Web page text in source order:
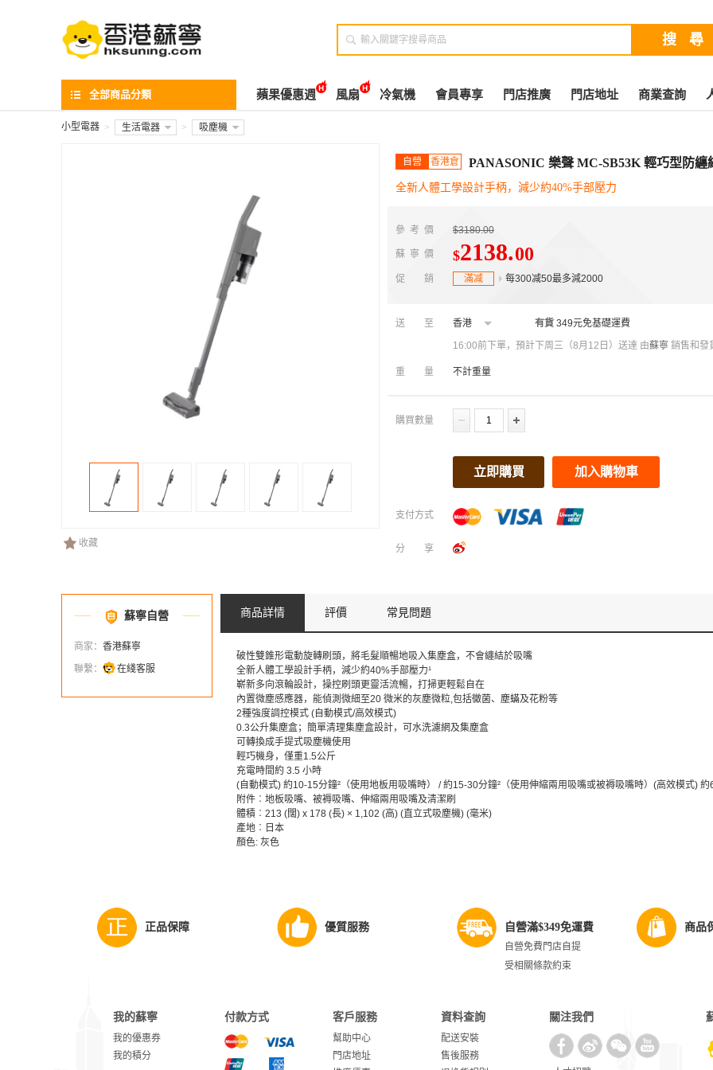

全部商品分類 蘋果優惠週 風扇 冷氣機 會員專享 門店推廣 門店地址 商業查詢
小型電器 > 生活電器 > 吸塵機
收藏
自營 香港倉 PANASONIC 樂聲 MC-SB53K 輕巧型防纏
全新人體工學設計手柄，減少約40%手部壓力
參考價 $3180.00
蘇寧價 $2138.00
促銷 滿减 每300减50最多減2000
送至 香港 有貨 349元免基礎運費
16:00前下單，預計下周三（8月12日）送達 由蘇寧 銷售和發
重量 不計重量
購買數量
立即購買 加入購物車
支付方式
分享
蘇寧自營
商家： 香港蘇寧
聯繫：
在綫客服
商品詳情 評價 常見問題
破性雙錐形電動旋轉刷頭，將毛髮順暢地吸入集塵盒，不會纏結於吸嘴
全新人體工學設計手柄，減少約40%手部壓力¹
嶄新多向滾輪設計，操控刷頭更靈活流暢，打掃更輕鬆自在
內置微塵感應器，能偵測微細至20 微米的灰塵微粒,包括黴菌、塵蟎及花粉等
2種強度調控模式 (自動模式/高效模式)
0.3公升集塵盒；簡單清理集塵盒設計，可水洗濾網及集塵盒
可轉換成手提式吸塵機使用
輕巧機身，僅重1.5公斤
充電時間約 3.5 小時
(自動模式) 約10-15分鐘²（使用地板用吸嘴時） / 約15-30分鐘²（使用伸縮兩用吸嘴或被褥吸嘴時）(高效模式) 約
附件︰地板吸嘴、被褥吸嘴、伸縮兩用吸嘴及清潔刷
體積︰213 (闊) x 178 (長) × 1,102 (高) (直立式吸塵機) (毫米)
產地︰日本
顏色: 灰色
正品保障 優質服務 自營滿$349免運費
自營免費門店自提
受相關條款約束
商品
我的蘇寧
我的優惠券
我的積分
付款方式 客戶服務
幫助中心
門店地址
資料查詢
配送安裝
售後服務
關注我們